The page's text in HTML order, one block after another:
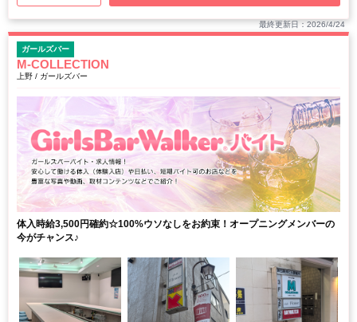
最終更新日：2026/4/24
ガールズバー
M-COLLECTION
上野 / ガールズバー
体入時給3,500円確約☆100%ウソなしをお約束！オープニングメンバーの
今がチャンス♪